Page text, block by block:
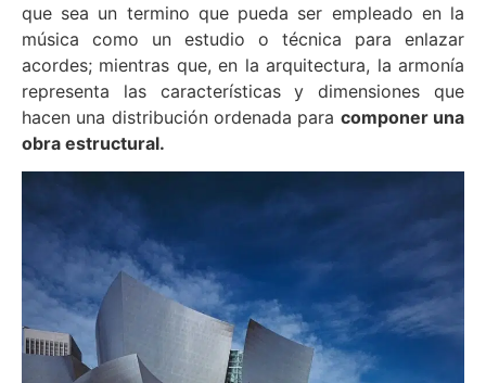
que sea un termino que pueda ser empleado en la
música como un estudio o técnica para enlazar
acordes; mientras que, en la arquitectura, la armonía
representa las características y dimensiones que
hacen una distribución ordenada para componer una
obra estructural.